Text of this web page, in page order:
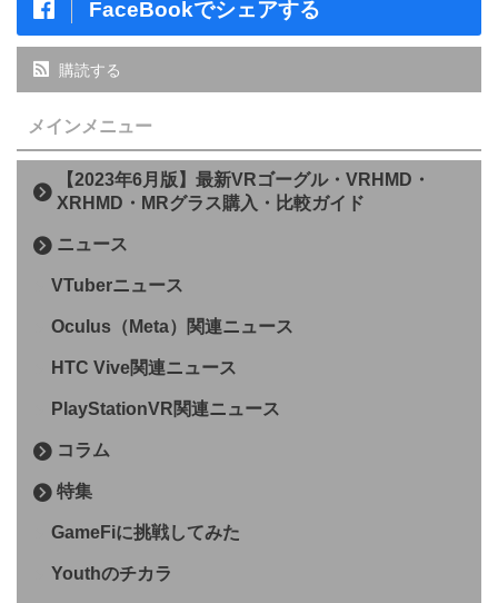
FaceBookでシェアする
購読する
メインメニュー
【2023年6月版】最新VRゴーグル・VRHMD・
XRHMD・MRグラス購入・比較ガイド
ニュース
VTuberニュース
Oculus（Meta）関連ニュース
HTC Vive関連ニュース
PlayStationVR関連ニュース
コラム
特集
GameFiに挑戦してみた
Youthのチカラ